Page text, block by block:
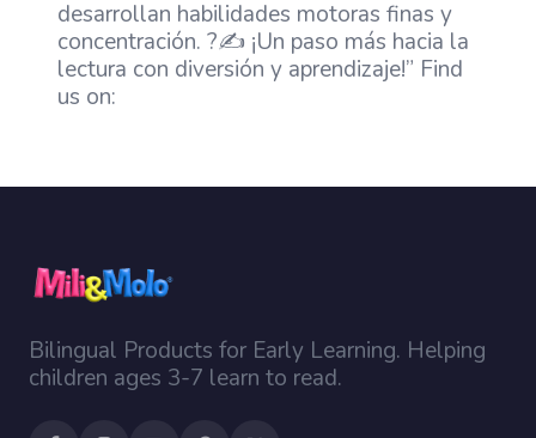
desarrollan habilidades motoras finas y
concentración. ?✍️ ¡Un paso más hacia la
lectura con diversión y aprendizaje!” Find
us on:
Bilingual Products for Early Learning. Helping
children ages 3-7 learn to read.